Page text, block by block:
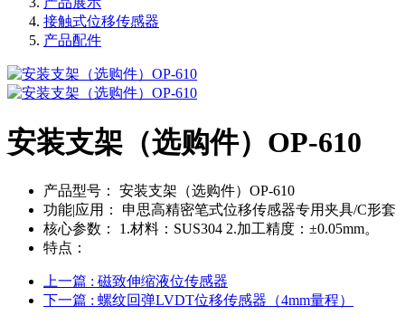
接触式位移传感器
产品配件
安装支架（选购件）OP-610
产品型号：
安装支架（选购件）OP-610
功能|应用：
申思高精密笔式位移传感器专用夹具/C形套
核心参数：
1.材料：SUS304 2.加工精度：±0.05mm。
特点：
上一篇 : 磁致伸缩液位传感器
下一篇 : 螺纹回弹LVDT位移传感器（4mm量程）